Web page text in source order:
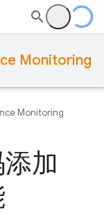
Monitoring
Monitoring
加